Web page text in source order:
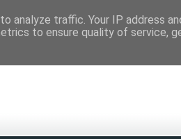
analyze traffic. Your IP address
to ensure quality of service,